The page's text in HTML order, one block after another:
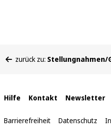
befinden
zurück zu: Stellungnahmen/
Interne
Links
Hilfe Kontakt Newsletter
Barrierefreiheit Datenschutz